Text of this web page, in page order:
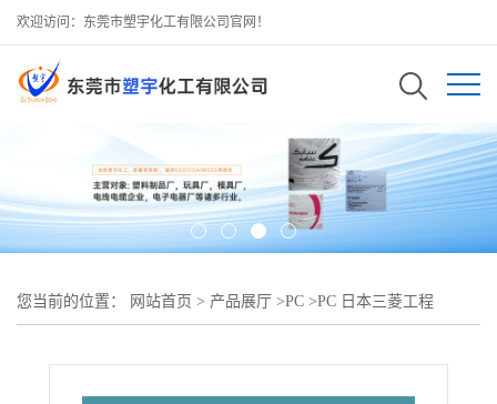
欢迎访问：东莞市塑宇化工有限公司官网！
您当前的位置： 网站首页 > 产品展厅 >PC >PC 日本三菱工程